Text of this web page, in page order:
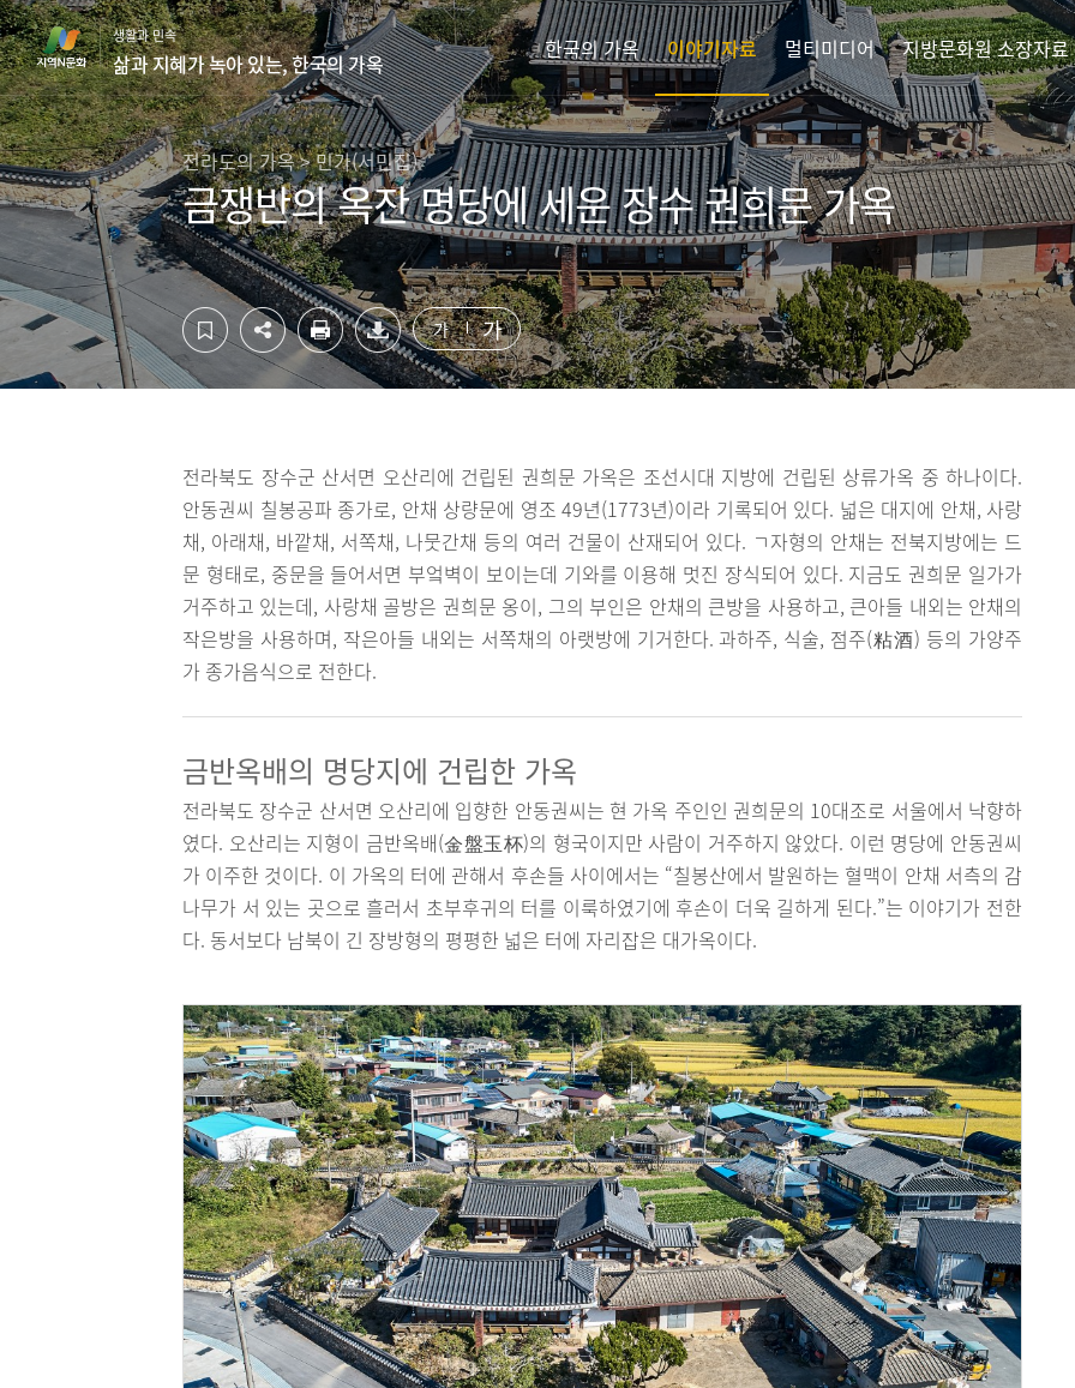
컨
텐
츠
영
역
바
로
가
하
단
영
역
바
로
가
기
생활과 민속
삶과 지혜가 녹아 있는, 한국의 가옥
한국의 가옥 이야기자료 멀티미디어 지방문화원 소장자료
전라도의 가옥 > 민가(서민집)
금쟁반의 옥잔 명당에 세운 장수 권희문 가옥
가 가
전라북도 장수군 산서면 오산리에 건립된 권희문 가옥은 조선시대 지방에 건립된 상류가옥 중 하나이다.
안동권씨 칠봉공파 종가로, 안채 상량문에 영조 49년(1773년)이라 기록되어 있다. 넓은 대지에 안채, 사랑
채, 아래채, 바깥채, 서쪽채, 나뭇간채 등의 여러 건물이 산재되어 있다. ㄱ자형의 안채는 전북지방에는 드
문 형태로, 중문을 들어서면 부엌벽이 보이는데 기와를 이용해 멋진 장식되어 있다. 지금도 권희문 일가가
거주하고 있는데, 사랑채 골방은 권희문 옹이, 그의 부인은 안채의 큰방을 사용하고, 큰아들 내외는 안채의
작은방을 사용하며, 작은아들 내외는 서쪽채의 아랫방에 기거한다. 과하주, 식술, 점주(粘酒) 등의 가양주
가 종가음식으로 전한다.
금반옥배의 명당지에 건립한 가옥
전라북도 장수군 산서면 오산리에 입향한 안동권씨는 현 가옥 주인인 권희문의 10대조로 서울에서 낙향하
였다. 오산리는 지형이 금반옥배(金盤玉杯)의 형국이지만 사람이 거주하지 않았다. 이런 명당에 안동권씨
가 이주한 것이다. 이 가옥의 터에 관해서 후손들 사이에서는 “칠봉산에서 발원하는 혈맥이 안채 서측의 감
나무가 서 있는 곳으로 흘러서 초부후귀의 터를 이룩하였기에 후손이 더욱 길하게 된다.”는 이야기가 전한
다. 동서보다 남북이 긴 장방형의 평평한 넓은 터에 자리잡은 대가옥이다.